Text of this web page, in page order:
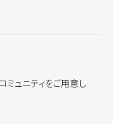
ュニティをご用意し